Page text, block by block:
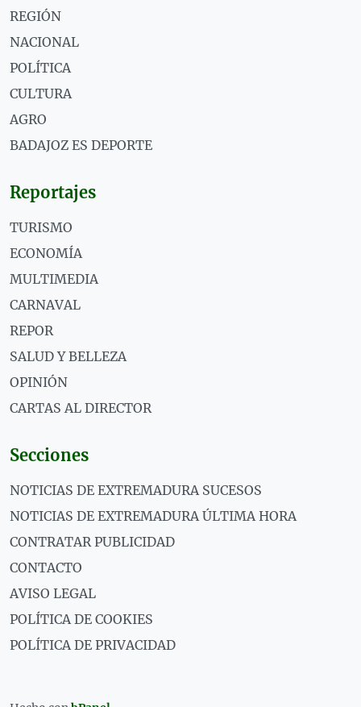
REGIÓN
NACIONAL
POLÍTICA
CULTURA
AGRO
BADAJOZ ES DEPORTE
Reportajes
TURISMO
ECONOMÍA
MULTIMEDIA
CARNAVAL
REPOR
SALUD Y BELLEZA
OPINIÓN
CARTAS AL DIRECTOR
Secciones
NOTICIAS DE EXTREMADURA SUCESOS
NOTICIAS DE EXTREMADURA ÚLTIMA HORA
CONTRATAR PUBLICIDAD
CONTACTO
AVISO LEGAL
POLÍTICA DE COOKIES
POLÍTICA DE PRIVACIDAD